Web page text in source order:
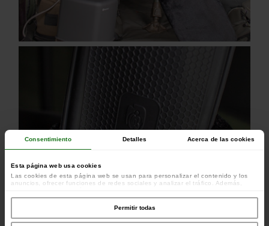
Consentimiento Detalles Acerca de las cookies
Esta página web usa cookies
Las cookies de esta página web se usan para personalizar el contenido y los
anuncios, ofrecer funciones de redes sociales y analizar el tráfico. Además,
colaboradores de redes sociales, publicidad y análisis web, quienes pueden
combinarla con otra información que les haya proporcionado o que hayan
recopilado a partir del uso que haya hecho de sus servicios.
Permitir todas